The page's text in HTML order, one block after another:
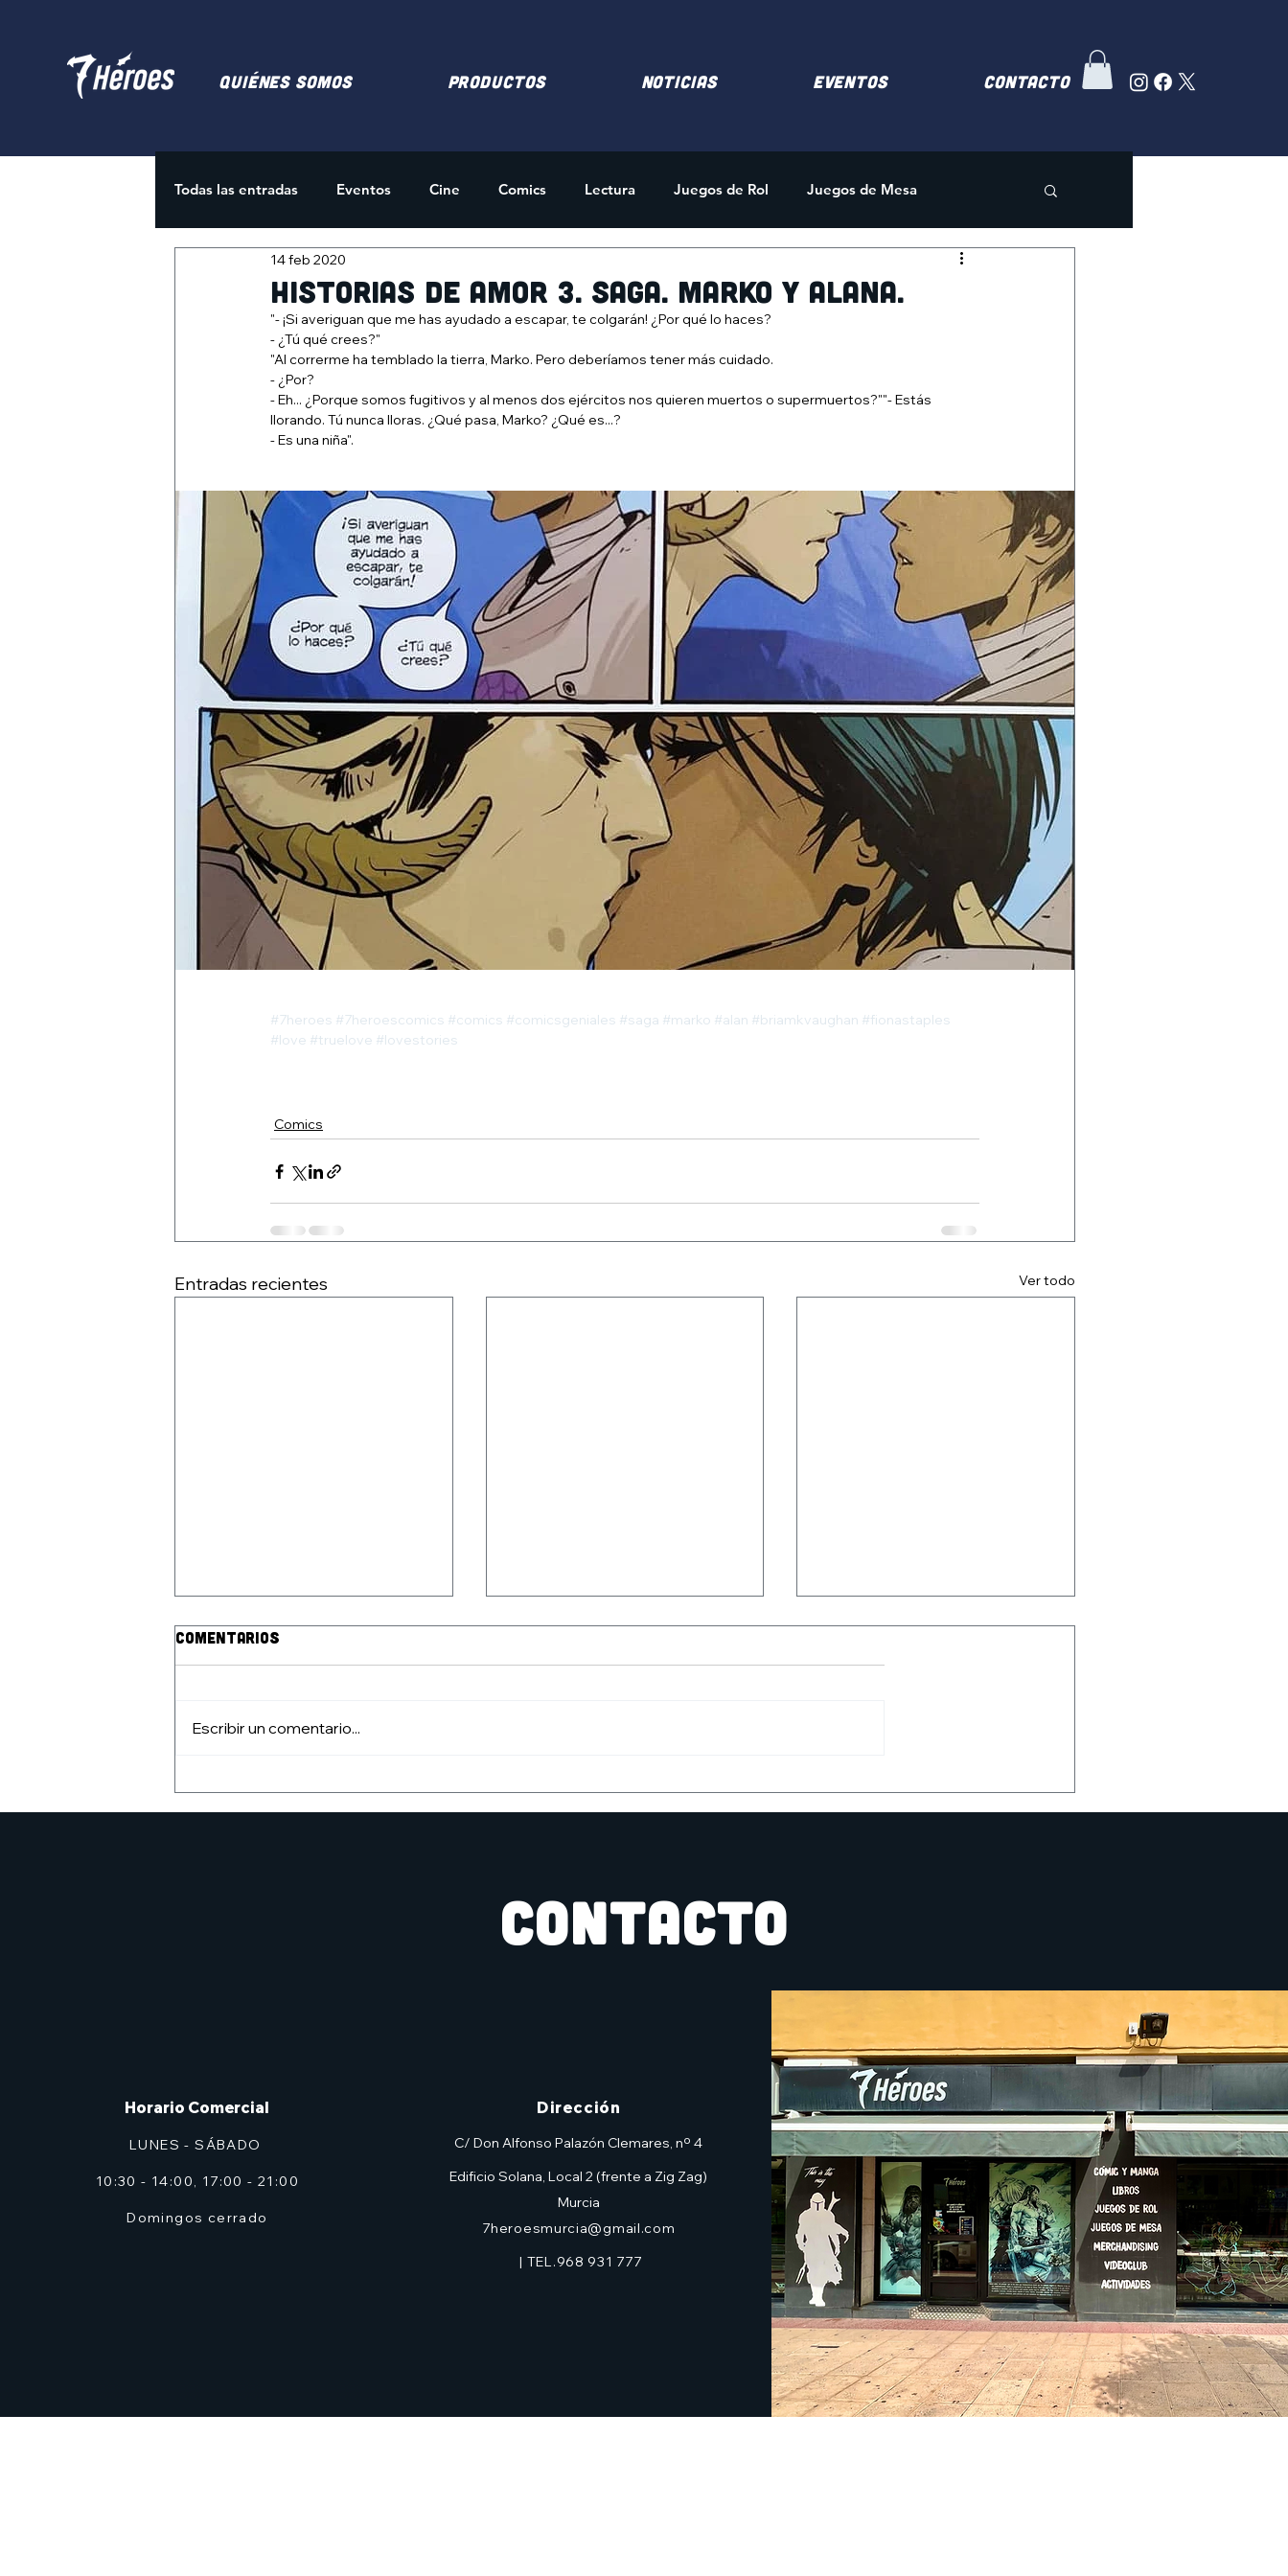
Quiénes somos PRODUCTOS NOTICIAS EVENTOS Contacto
Todas las entradas Eventos Cine Comics Lectura Juegos de Rol Juegos de Mesa
Juegos de Cartas
Historias de amor 3. Saga. Marko y Alana.
14 feb 2020
"- ¡Si averiguan que me has ayudado a escapar, te colgarán! ¿Por qué lo haces?
- ¿Tú qué crees?"
"Al correrme ha temblado la tierra, Marko. Pero deberíamos tener más cuidado.
- ¿Por?
- Eh... ¿Porque somos fugitivos y al menos dos ejércitos nos quieren muertos o supermuertos?""- Estás
llorando. Tú nunca lloras. ¿Qué pasa, Marko? ¿Qué es...?
- Es una niña".
#7heroes #7heroescomics #comics #comicsgeniales #saga #marko #alan #briamkvaughan #fionastaples
#love #truelove #lovestories
Comics
Entradas recientes Ver todo
Comentarios
Escribir un comentario...
CONTACTO
Horario Comercial
LUNES - SÁBADO
10:30 - 14:00, 17:00 - 21:00
Domingos cerrado
Dirección
C/ Don Alfonso Palazón Clemares, nº 4
Edificio Solana, Local 2 (frente a Zig Zag)
Murcia
7heroesmurcia@gmail.com
| TEL.968 931 777